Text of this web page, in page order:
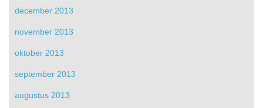
december 2013
november 2013
oktober 2013
september 2013
augustus 2013